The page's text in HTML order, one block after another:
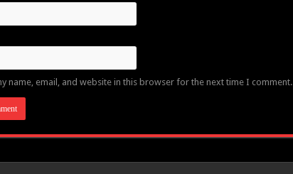
name, email, and website in this browser for the next time I comment.